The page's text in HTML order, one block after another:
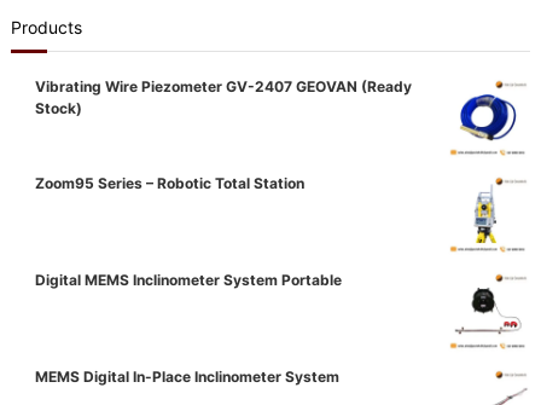
Products
Vibrating Wire Piezometer GV-2407 GEOVAN (Ready
Stock)
Zoom95 Series – Robotic Total Station
Digital MEMS Inclinometer System Portable
MEMS Digital In-Place Inclinometer System